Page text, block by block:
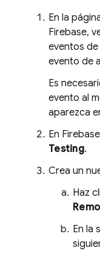
En la
Firebase,
eventos
evento de
Es
evento al
aparezca
En Firebase
Testing.
Crea un
Haz
En la